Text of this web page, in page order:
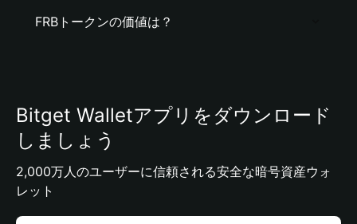
FRBトークンの価値は？
Bitget Walletアプリをダウンロード
しましょう
2,000万人のユーザーに信頼される安全な暗号資産ウォ
レット